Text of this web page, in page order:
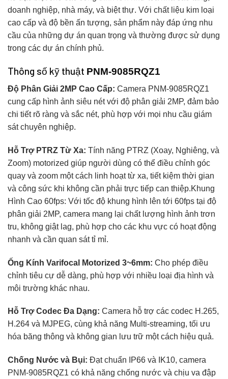
doanh nghiệp, nhà máy, và biệt thự. Với chất liệu kim loại
cao cấp và độ bền ấn tượng, sản phẩm này đáp ứng nhu
cầu của những dự án quan trọng và thường được sử dụng
trong các dự án chính phủ.
Thông số kỹ thuật PNM-9085RQZ1
Độ Phân Giải 2MP Cao Cấp: Camera PNM-9085RQZ1
cung cấp hình ảnh siêu nét với độ phân giải 2MP, đảm bảo
chi tiết rõ ràng và sắc nét, phù hợp với mọi nhu cầu giám
sát chuyên nghiệp.
Hỗ Trợ PTRZ Từ Xa: Tính năng PTRZ (Xoay, Nghiêng, và
Zoom) motorized giúp người dùng có thể điều chỉnh góc
quay và zoom một cách linh hoạt từ xa, tiết kiệm thời gian
và công sức khi không cần phải trực tiếp can thiệp.Khung
Hình Cao 60fps: Với tốc độ khung hình lên tới 60fps tại độ
phân giải 2MP, camera mang lại chất lượng hình ảnh trơn
tru, không giật lag, phù hợp cho các khu vực có hoạt động
nhanh và cần quan sát tỉ mỉ.
Ống Kính Varifocal Motorized 3~6mm: Cho phép điều
chỉnh tiêu cự dễ dàng, phù hợp với nhiều loại địa hình và
môi trường khác nhau.
Hỗ Trợ Codec Đa Dạng: Camera hỗ trợ các codec H.265,
H.264 và MJPEG, cùng khả năng Multi-streaming, tối ưu
hóa băng thông và không gian lưu trữ một cách hiệu quả.
Chống Nước và Bụi: Đạt chuẩn IP66 và IK10, camera
PNM-9085RQZ1 có khả năng chống nước và chịu va đập